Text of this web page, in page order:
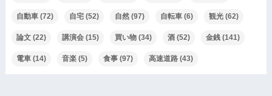
自動車(72) 自宅(52) 自然(97) 自転車(6) 観光(62)
論文(22) 講演会(15) 買い物(34) 酒(52) 金銭(141)
電車(14) 音楽(5) 食事(97) 高速道路(43)